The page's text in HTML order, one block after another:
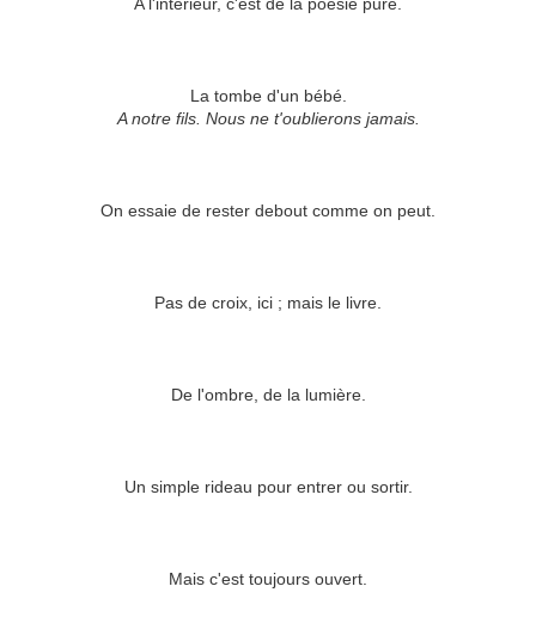
La tombe d'un bébé.
A notre fils. Nous ne t'oublierons jamais.
On essaie de rester debout comme on peut.
Pas de croix, ici ; mais le livre.
De l'ombre, de la lumière.
Un simple rideau pour entrer ou sortir.
Mais c'est toujours ouvert.